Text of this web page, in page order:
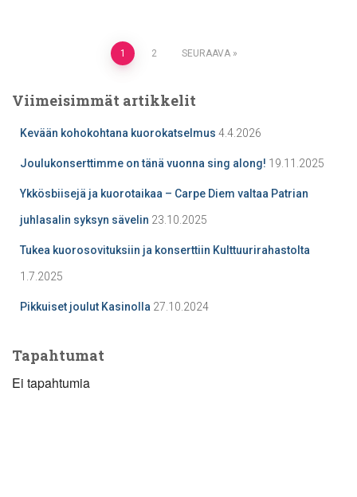
Artikkelien
sivutus
1 2 SEURAAVA
Viimeisimmät artikkelit
Kevään kohokohtana kuorokatselmus 4.4.2026
Joulukonserttimme on tänä vuonna sing along! 19.11.2025
Ykkösbiisejä ja kuorotaikaa – Carpe Diem valtaa Patrian
juhlasalin syksyn sävelin 23.10.2025
Tukea kuorosovituksiin ja konserttiin Kulttuurirahastolta
1.7.2025
Pikkuiset joulut Kasinolla 27.10.2024
Tapahtumat
Ei tapahtumia